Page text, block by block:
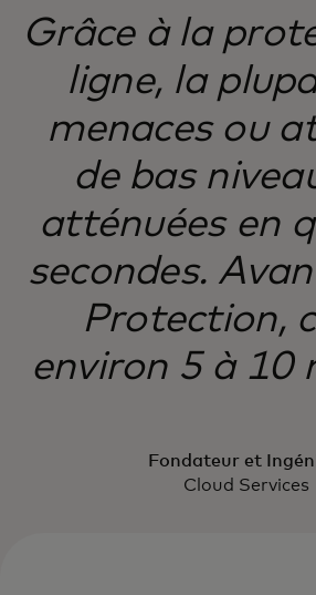
Grâce à la
ligne, la
menaces ou
de bas
atténuées en
secondes.
Protection,
environ 5 à 10
Fondateur et
Cloud Services